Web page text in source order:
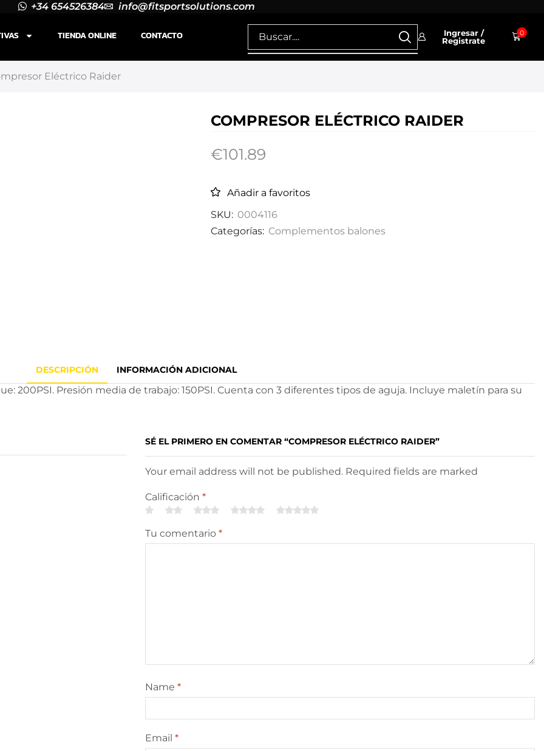
+34 654526384 info@fitsportsolutions.com
TIENDA ONLINE CONTACTO
Ingresar /
Registrate
0
Eléctrico Raider
COMPRESOR ELÉCTRICO RAIDER
€101.89
Añadir a favoritos
SKU: 0004116
Categorías: Complementos balones
DESCRIPCIÓN INFORMACIÓN ADICIONAL
200PSI. Presión media de trabajo: 150PSI. Cuenta con 3 diferentes tipos de aguja. Incluye maletín para su
SÉ EL PRIMERO EN COMENTAR “COMPRESOR ELÉCTRICO RAIDER”
Your email address will not be published. Required fields are marked
Calificación *
Tu comentario *
Name *
Email *